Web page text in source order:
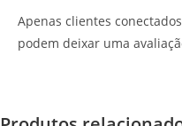
Apenas clientes
podem deixar uma